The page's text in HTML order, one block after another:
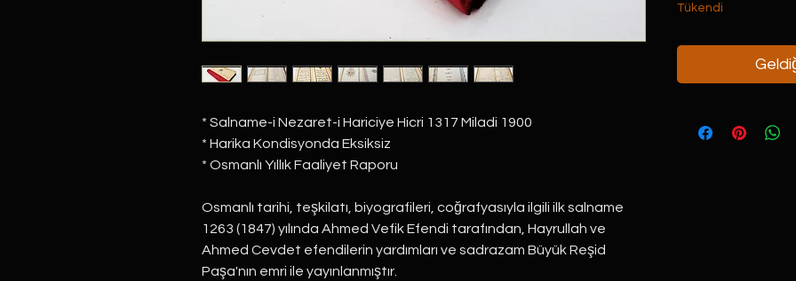
* Salname-i Nezaret-i Hariciye Hicri 1317 Miladi 1900
* Harika Kondisyonda Eksiksiz
* Osmanlı Yıllık Faaliyet Raporu
Osmanlı tarihi, teşkilatı, biyografileri, coğrafyasıyla ilgili ilk salname
1263 (1847) yılında Ahmed Vefik Efendi tarafından, Hayrullah ve
Ahmed Cevdet efendilerin yardımları ve sadrazam Büyük Reşid
Paşa'nın emri ile yayınlanmıştır.
Tükendi